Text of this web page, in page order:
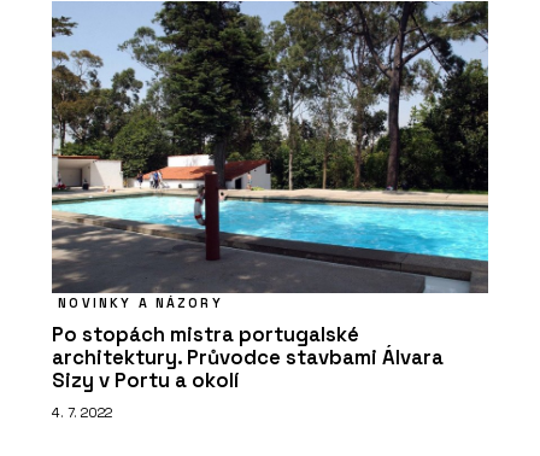
Suché podlahy RigiStabil - Rigips
PRODUKTY
Akustické kazetové podhledy
Eurocoustic - Rigips
NOVINKY A NÁZORY
Po stopách mistra portugalské
architektury. Průvodce stavbami Álvara
Sizy v Portu a okolí
4. 7. 2022